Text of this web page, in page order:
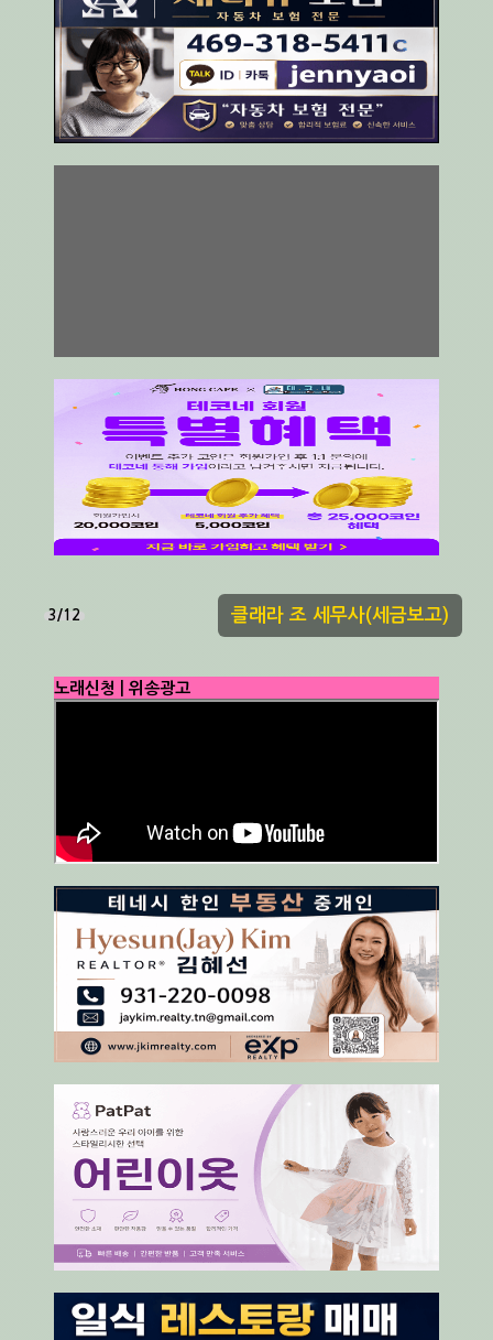
3/12 클래라 조 세무사(세금보고)
노래신청 | 위송광고